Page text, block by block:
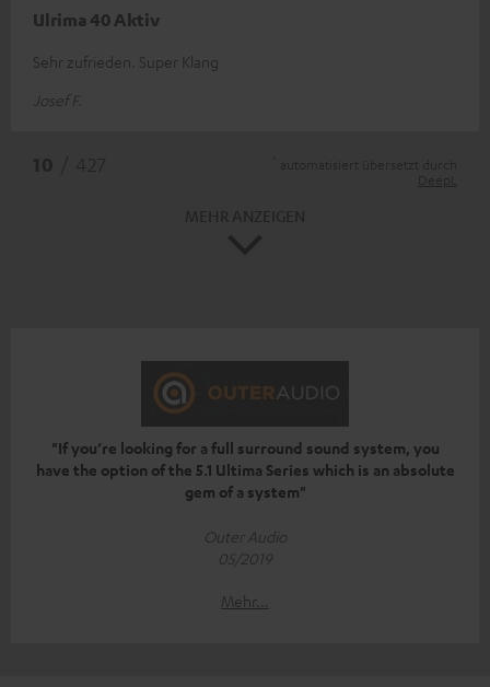
Ulrima 40 Aktiv
Sehr zufrieden. Super Klang
Josef F.
"If you’re looking for a full surround sound system, you
have the option of the 5.1 Ultima Series which is an absolute
gem of a system"
Outer Audio
05/2019
Mehr...